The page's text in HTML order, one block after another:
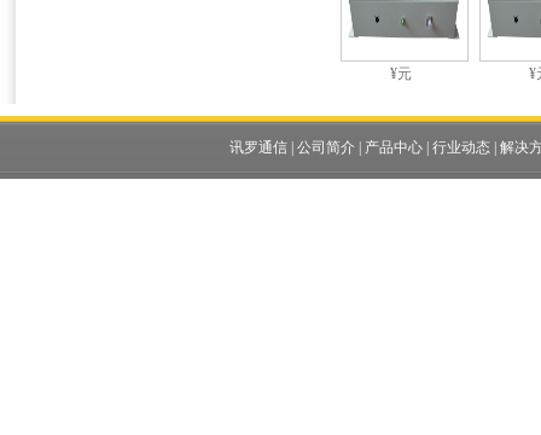
¥元 ¥
讯罗通信| 公司简介| 产品中心| 行业动态| 解决